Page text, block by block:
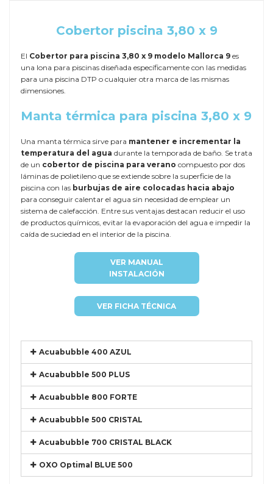
Cobertor piscina 3,80 x 9
El Cobertor para piscina 3,80 x 9 modelo Mallorca 9 es
una lona para piscinas diseñada específicamente con las medidas
para una piscina DTP o cualquier otra marca de las mismas
dimensiones.
Manta térmica para piscina 3,80 x 9
Una manta térmica sirve para mantener e incrementar la
temperatura del agua durante la temporada de baño. Se trata
de un cobertor de piscina para verano compuesto por dos
láminas de polietileno que se extiende sobre la superficie de la
piscina con las burbujas de aire colocadas hacia abajo
para conseguir calentar el agua sin necesidad de emplear un
sistema de calefacción. Entre sus ventajas destacan reducir el uso
de productos químicos, evitar la evaporación del agua e impedir la
caída de suciedad en el interior de la piscina.
VER MANUAL
INSTALACIÓN
VER FICHA TÉCNICA
Acuabubble 400 AZUL
Acuabubble 500 PLUS
Acuabubble 800 FORTE
Acuabubble 500 CRISTAL
Acuabubble 700 CRISTAL BLACK
OXO Optimal BLUE 500